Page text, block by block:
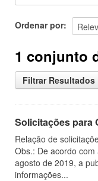
Ordenar por
1 conjunto
Filtrar Resultados
Solicitações para
Relação de
Obs.: De acordo
agosto de 2019, a
informações...